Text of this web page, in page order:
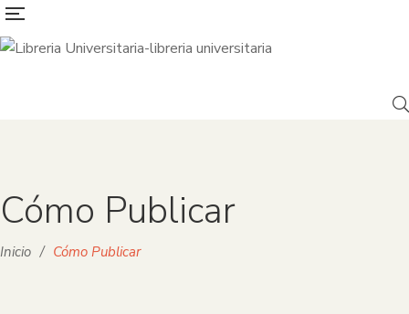
Cómo Publicar
Inicio / Cómo Publicar